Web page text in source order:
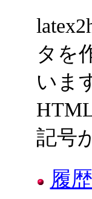
タを
いま
記号
履